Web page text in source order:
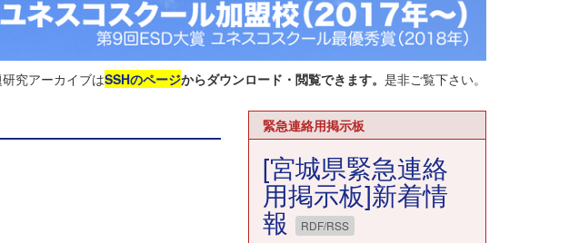
究アーカイブはSSHのページからダウンロード・閲覧できます。 是非ご覧下さい。
緊急連絡用掲示板
[宮城県緊急連絡
用掲示板]新着情
報 RDF/RSS